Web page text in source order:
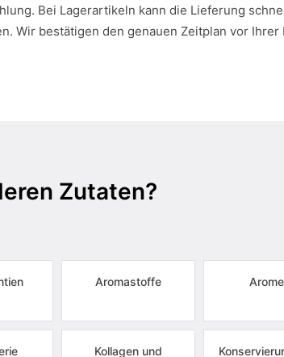
Bei Lagerartikeln kann die Lieferung
Wir bestätigen den genauen Zeitplan vor Ihrer
Zutaten?
Aromastoffe
Kollagen und